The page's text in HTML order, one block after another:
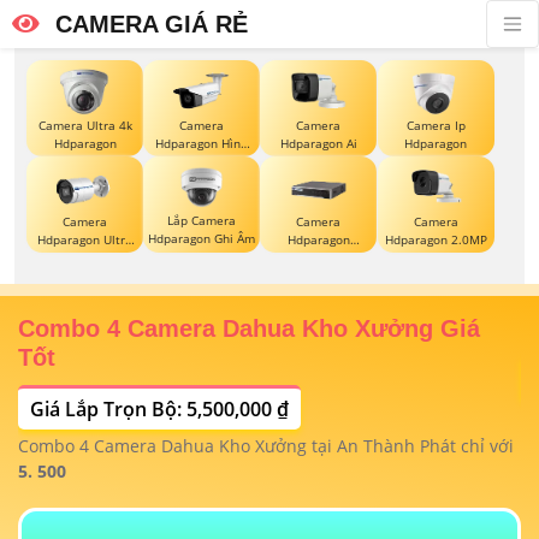
CAMERA GIÁ RẺ
Camera Ultra 4k
Hdparagon
Camera
Hdparagon Hình
Ảnh 4K
Camera
Hdparagon Ai
Camera Ip
Hdparagon
Camera
Hdparagon Ultra
2K
Lắp Camera
Hdparagon Ghi Âm
Camera
Hdparagon
Starlight
Camera
Hdparagon 2.0MP
Combo 4 Camera Dahua Kho Xưởng Giá
Tốt
Giá Lắp Trọn Bộ: 5,500,000 ₫
Combo 4 Camera Dahua Kho Xưởng tại An Thành Phát chỉ với
5. 500